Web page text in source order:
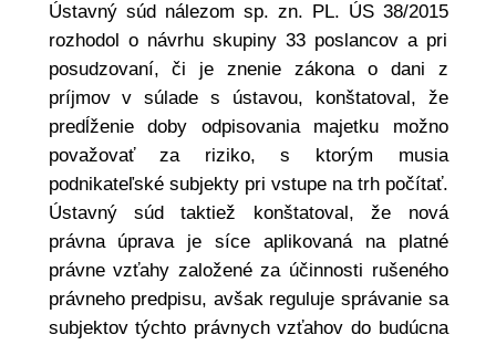
Ústavný súd nálezom sp. zn. PL. ÚS 38/2015
rozhodol o návrhu skupiny 33 poslancov a pri
posudzovaní, či je znenie zákona o dani z
príjmov v súlade s ústavou, konštatoval, že
predĺženie doby odpisovania majetku možno
považovať za riziko, s ktorým musia
podnikateľské subjekty pri vstupe na trh počítať.
Ústavný súd taktiež konštatoval, že nová
právna úprava je síce aplikovaná na platné
právne vzťahy založené za účinnosti rušeného
právneho predpisu, avšak reguluje správanie sa
subjektov týchto právnych vzťahov do budúcna